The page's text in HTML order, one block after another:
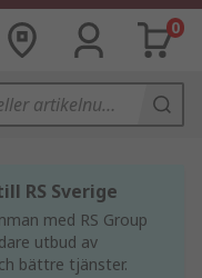
0
RS Sverige
med RS Group
utbud av
bättre tjänster.